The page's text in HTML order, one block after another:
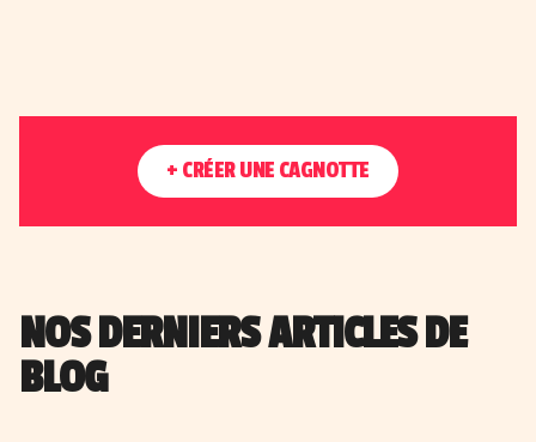
+ CRÉER UNE CAGNOTTE
NOS DERNIERS ARTICLES DE
BLOG